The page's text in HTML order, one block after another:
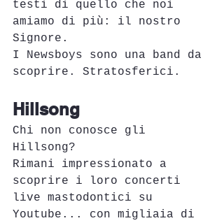
testi di quello che noi
amiamo di più: il nostro
Signore.
I Newsboys sono una band da
scoprire. Stratosferici.
Hillsong
Chi non conosce gli
Hillsong?
Rimani impressionato a
scoprire i loro concerti
live mastodontici su
Youtube... con migliaia di